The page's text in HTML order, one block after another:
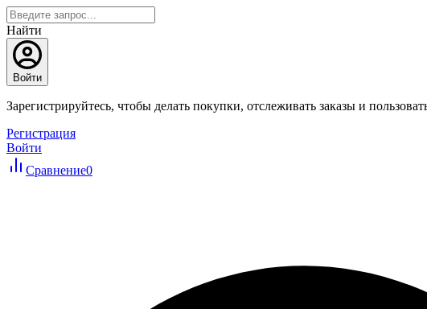
Найти
Войти
Зарегистрируйтесь, чтобы делать покупки, отслеживать заказы и
Регистрация
Войти
Сравнение0